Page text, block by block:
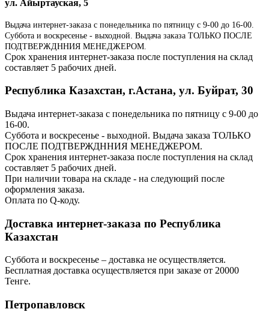
ул. Айыртауская, 5
Выдача интернет-заказа с понедельника по пятницу с 9-00 до 16-00.
Суббота и воскресенье - выходной. Выдача заказа ТОЛЬКО ПОСЛЕ
ПОДТВЕРЖДННИЯ МЕНЕДЖЕРОМ.
Срок хранения интернет-заказа после поступления на склад
составляет 5 рабочих дней.
Республика Казахстан, г.Астана, ул. Буйрат, 30
Выдача интернет-заказа с понедельника по пятницу с 9-00 до
16-00.
Суббота и воскресенье - выходной. Выдача заказа ТОЛЬКО
ПОСЛЕ ПОДТВЕРЖДННИЯ МЕНЕДЖЕРОМ.
Срок хранения интернет-заказа после поступления на склад
составляет 5 рабочих дней.
При наличии товара на складе - на следующий после
оформления заказа.
Оплата по Q-коду.
Доставка интернет-заказа по Республика
Казахстан
Суббота и воскресенье – доставка не осуществляется.
Бесплатная доставка осуществляется при заказе от 20000
Тенге.
Петропавловск